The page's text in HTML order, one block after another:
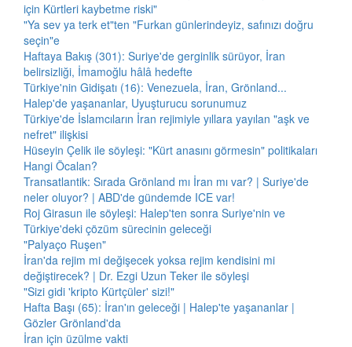
için Kürtleri kaybetme riski"
"Ya sev ya terk et"ten "Furkan günlerindeyiz, safınızı doğru
seçin"e
Haftaya Bakış (301): Suriye'de gerginlik sürüyor, İran
belirsizliği, İmamoğlu hâlâ hedefte
Türkiye'nin Gidişatı (16): Venezuela, İran, Grönland...
Halep'de yaşananlar, Uyuşturucu sorunumuz
Türkiye'de İslamcıların İran rejimiyle yıllara yayılan "aşk ve
nefret" ilişkisi
Hüseyin Çelik ile söyleşi: "Kürt anasını görmesin" politikaları
Hangi Öcalan?
Transatlantik: Sırada Grönland mı İran mı var? | Suriye'de
neler oluyor? | ABD'de gündemde ICE var!
Roj Girasun ile söyleşi: Halep'ten sonra Suriye'nin ve
Türkiye'deki çözüm sürecinin geleceği
"Palyaço Ruşen"
İran'da rejim mi değişecek yoksa rejim kendisini mi
değiştirecek? | Dr. Ezgi Uzun Teker ile söyleşi
"Sizi gidi 'kripto Kürtçüler' sizi!"
Hafta Başı (65): İran'ın geleceği | Halep'te yaşananlar |
Gözler Grönland'da
İran için üzülme vakti